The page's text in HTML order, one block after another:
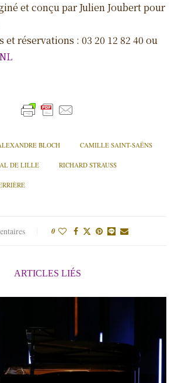
et conçu par Julien Joubert pour
et réservations : 03 20 12 82 40 ou
BLOCH CAMILLE SAINT-SAËNS
DE LILLE RICHARD STRAUSS
0
ARTICLES LIÉS